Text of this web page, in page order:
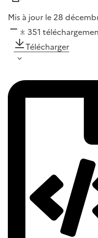
Mis à jour le 28
351
Télécharger